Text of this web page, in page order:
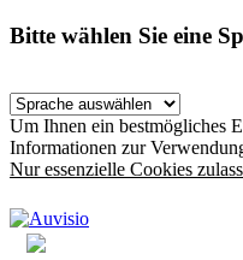
Bitte wählen Sie eine
Um Ihnen ein bestmögliches
Informationen zur
Nur essenzielle Cookies